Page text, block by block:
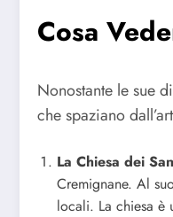
Cosa
Nonostante le sue
che spaziano
La Chiesa dei
Cremignane. Al
locali. La chiesa è